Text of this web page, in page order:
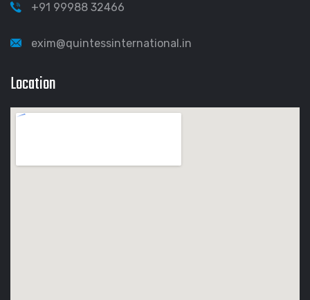
+91 99988 32466
exim@quintessinternational.in
Location